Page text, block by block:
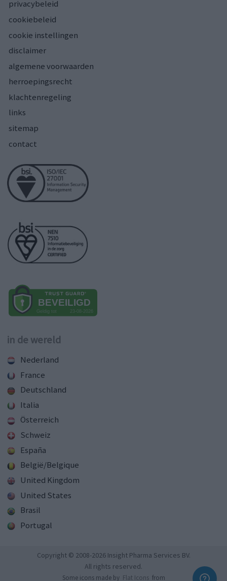
privacybeleid
cookiebeleid
cookie instellingen
disclaimer
algemene voorwaarden
herroepingsrecht
klachtenregeling
links
sitemap
contact
in de wereld
Nederland
France
Deutschland
Italia
Österreich
Schweiz
España
België/Belgique
United Kingdom
United States
Brasil
Portugal
Copyright © 2008-2026 Insight Pharma Services BV.
All rights reserved.
Some icons made by Flat Icons from